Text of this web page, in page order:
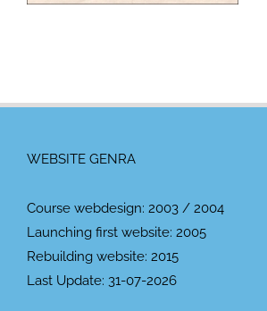
WEBSITE GENRA
Course webdesign: 2003 / 2004
Launching first website: 2005
Rebuilding website: 2015
Last Update: 31-07-2026